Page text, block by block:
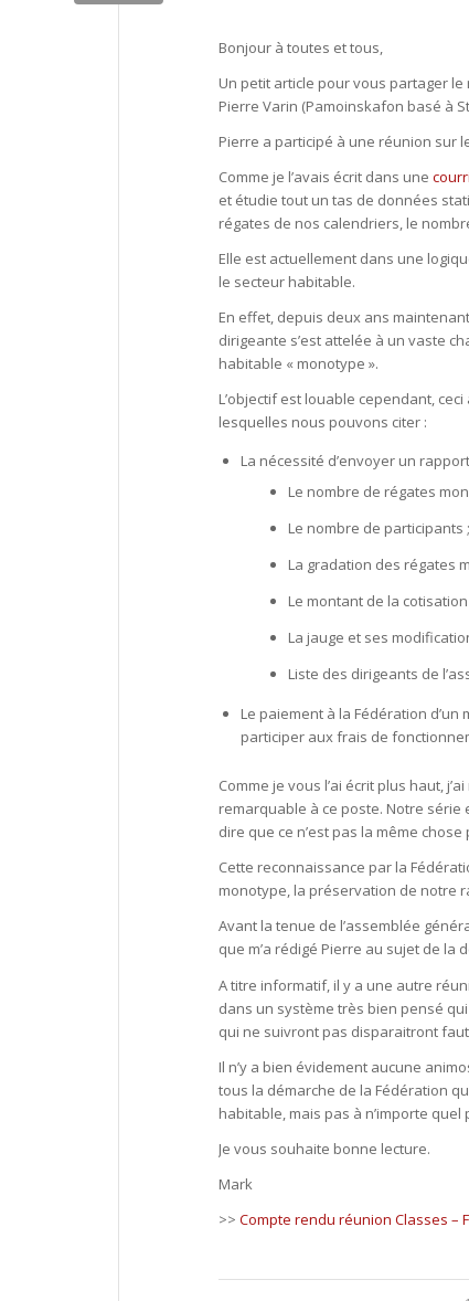
Bonjour à toutes et tous,
Un petit article pour vous partager
Pierre Varin (Pamoinskafon basé à
Pierre a participé à une réunion sur
Comme je l’avais écrit dans une
et étudie tout un tas de données
régates de nos calendriers, le
Elle est actuellement dans une
le secteur habitable.
En effet, depuis deux ans
dirigeante s’est attelée à un vaste
habitable « monotype ».
L’objectif est louable cependant,
lesquelles nous pouvons citer :
La nécessité d’envoyer un
Le nombre de régates
Le nombre de participants ;
La gradation des régates
Le montant de la cotisation
La jauge et ses
Liste des dirigeants de
Le paiement à la Fédération
participer aux frais de
Comme je vous l’ai écrit plus haut,
remarquable à ce poste. Notre série
dire que ce n’est pas la même
Cette reconnaissance par la
monotype, la préservation de notre
Avant la tenue de l’assemblée
que m’a rédigé Pierre au sujet de la
A titre informatif, il y a une autre
dans un système très bien pensé
qui ne suivront pas disparaitront
Il n’y a bien évidement aucune
tous la démarche de la Fédération
habitable, mais pas à n’importe quel
Je vous souhaite bonne lecture.
Mark
>> Compte rendu réunion Classes –